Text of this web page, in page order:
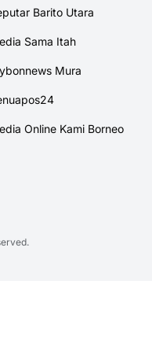
Barito Utara
Sama Itah
Mura
Online Kami Borneo